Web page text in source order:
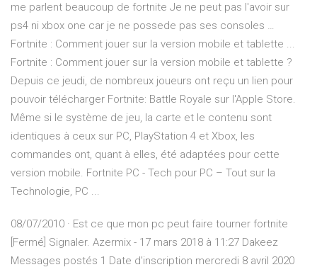
me parlent beaucoup de fortnite Je ne peut pas l'avoir sur
ps4 ni xbox one car je ne possede pas ses consoles …
Fortnite : Comment jouer sur la version mobile et tablette ...
Fortnite : Comment jouer sur la version mobile et tablette ?
Depuis ce jeudi, de nombreux joueurs ont reçu un lien pour
pouvoir télécharger Fortnite: Battle Royale sur l'Apple Store.
Même si le système de jeu, la carte et le contenu sont
identiques à ceux sur PC, PlayStation 4 et Xbox, les
commandes ont, quant à elles, été adaptées pour cette
version mobile. Fortnite PC - Tech pour PC – Tout sur la
Technologie, PC ...
08/07/2010 · Est ce que mon pc peut faire tourner fortnite
[Fermé] Signaler. Azermix - 17 mars 2018 à 11:27 Dakeez
Messages postés 1 Date d'inscription mercredi 8 avril 2020